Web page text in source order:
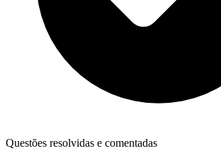
Questões resolvidas e comentadas